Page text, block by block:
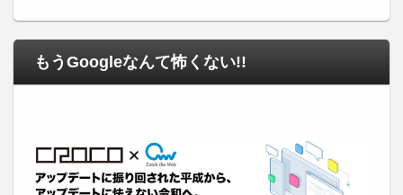
もうGoogleなんて怖くない!!